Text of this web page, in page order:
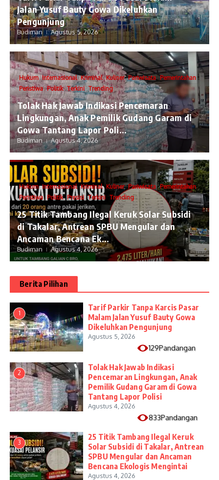
Jalan Yusuf Bauty Gowa Dikeluhkan
Pengunjung
Budiman Agustus 5, 2026
Hukum Internasional Kriminal Kuliner Pariwisata Pemerintahan
Peristiwa Politik Terkini Trending
Tolak Hak Jawab Indikasi Pencemaran
Lingkungan, Anak Pemilik Gudang Garam di
Gowa Tantang Lapor Poli...
Budiman Agustus 4, 2026
Hukum Internasional Kriminal Kuliner Pariwisata Pemerintahan
Peristiwa Politik Presisi Terkini Trending
25 Titik Tambang Ilegal Keruk Solar Subsidi
di Takalar, Antrean SPBU Mengular dan
Ancaman Bencana Ek...
Budiman Agustus 4, 2026
Berita Pilihan
1
Tarif Parkir Tanpa Karcis Pasar
Malam Jalan Yusuf Bauty Gowa
Dikeluhkan Pengunjung
Agustus 5, 2026
129Pandangan
2
Tolak Hak Jawab Indikasi
Pencemaran Lingkungan, Anak
Pemilik Gudang Garam di Gowa
Tantang Lapor Polisi
Agustus 4, 2026
833Pandangan
3
25 Titik Tambang Ilegal Keruk
Solar Subsidi di Takalar, Antrean
SPBU Mengular dan Ancaman
Bencana Ekologis Mengintai
Agustus 4, 2026